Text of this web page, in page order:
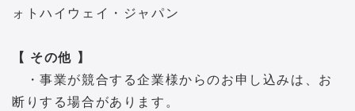
ォトハイウェイ・ジャパン
【 その他 】
・事業が競合する企業様からのお申し込みは、お
断りする場合があります。